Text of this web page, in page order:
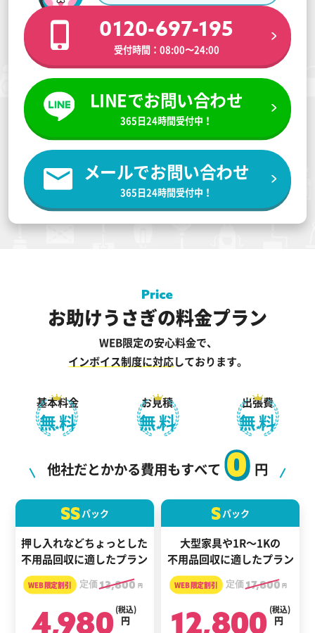
0120-697-195
受付時間：08:00〜24:00
LINEでお問い合わせ
365日24時間受付中！
メールでお問い合わせ
365日24時間受付中！
お助けうさぎの料金プラン
WEB限定の安心料金で、
インボイス制度に対応しております。
基本料金
無料
お見積
無料
出張費
無料
他社だとかかる費用もすべて
0
円
SSパック
押し入れなどちょっとした
不用品回収に適したプラン
定価13,800 円
4,980 円
(税込)
Sパック
大型家具や1R～1Kの
不用品回収に適したプラン
定価17,800 円
12,800 円
(税込)